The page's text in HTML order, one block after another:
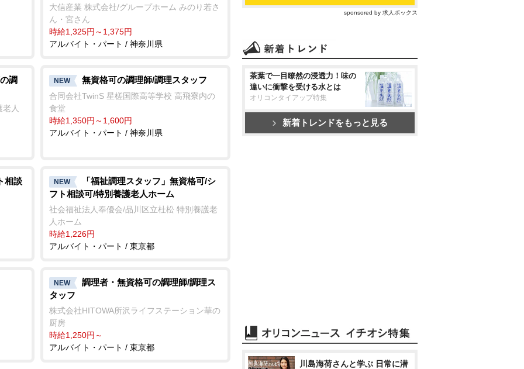
大信産業 株式会社/グループホーム みのり若さ
ん・宮さん
時給1,325円～1,375円
アルバイト・パート / 神奈川県
調
人
NEW 無資格可の調理師/調理スタッフ
合同会社TwinS 星槎国際高等学校 高飛寮内の
食堂
時給1,350円～1,600円
アルバイト・パート / 神奈川県
相談 NEW
「福祉調理スタッフ」無資格可/シ
フト相談可/特別養護老人ホーム
社会福祉法人奉優会/品川区立杜松 特別養護老
人ホーム
時給1,226円
アルバイト・パート / 東京都
NEW
調理者・無資格可の調理師/調理ス
タッフ
株式会社HITOWA所沢ライフステーション華の
厨房
時給1,250円～
アルバイト・パート / 東京都
sponsored by 求人ボックス
茶葉で一目瞭然の浸透力！味の
違いに衝撃を受ける水とは
オリコンタイアップ特集
新着トレンドをもっと見る
川島海荷さんと学ぶ 日常に潜